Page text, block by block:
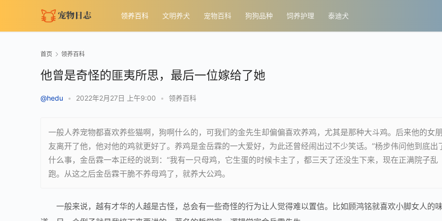
领养百科 文明养犬 宠物百科 狗狗品种 饲养护理 泰迪犬
首页 领养百科
他曾是奇怪的匪夷所思，最后一位嫁给了她
@hedu • 2022年2月27日 上午9:00 • 领养百科
一般人养宠物都喜欢养些猫啊，狗啊什么的，可我们的金先生却偏偏喜欢养鸡，尤其是那种大斗鸡。后来他的女朋
友离开了他，他对他的鸡就更好了。养鸡是金岳霖的一大爱好，为此还曾经闹出过不少笑话。”杨步伟问他到底出
什么事，金岳霖一本正经的说到：“我有一只母鸡，它生蛋的时候卡主了，都三天了还没生下来，现在正满院子乱
跑。从这之后金岳霖干脆不养母鸡了，就养大公鸡。
一般来说，越有才华的人越是古怪，总会有一些奇怪的行为让人觉得难以置信。比如顾鸿铭就喜欢小脚女人的